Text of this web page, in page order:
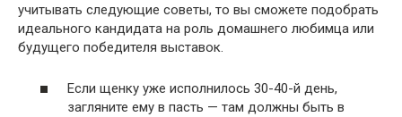
учитывать следующие советы, то вы сможете подобрать
идеального кандидата на роль домашнего любимца или
будущего победителя выставок.
Если щенку уже исполнилось 30-40-й день,
загляните ему в пасть — там должны быть в